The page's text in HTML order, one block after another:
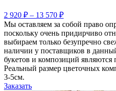
2 920 ₽ – 13 570 ₽
Мы оставляем за собой право
поскольку очень придирчиво
выбираем только безупречно
наличии у поставщиков в
букетов и композиций
Реальный размер цветочных
3-5см.
Заказать